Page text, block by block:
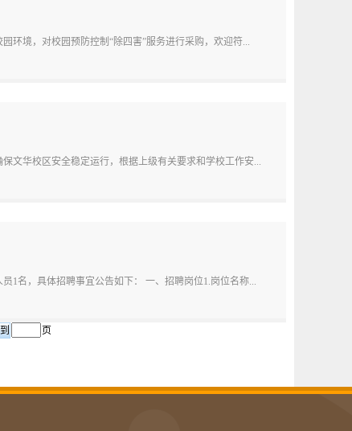
环境，对校园预防控制“除四害”服务进行采购，欢迎符...
文华校区安全稳定运行，根据上级有关要求和学校工作安...
1名，具体招聘事宜公告如下： 一、招聘岗位1.岗位名称...
页